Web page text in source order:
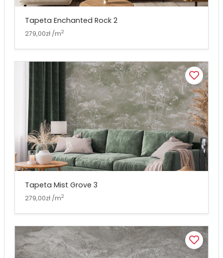
Tapeta Enchanted Rock 2
279,00zł /m2
Tapeta Mist Grove 3
279,00zł /m2